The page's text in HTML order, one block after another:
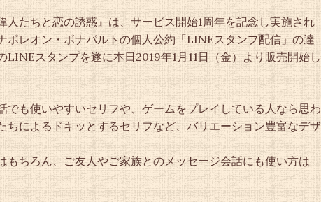
人たちと恋の誘惑』は、サービス開始1周年を記念し実施され
ポレオン・ボナパルトの個人公約「LINEスタンプ配信」の達
LINEスタンプを遂に本日2019年1月11日（金）より販売開始し
でも使いやすいセリフや、ゲームをプレイしている人なら思わ
ちによるドキッとするセリフなど、バリエーション豊富なデザ
もちろん、ご友人やご家族とのメッセージ会話にも使い方は